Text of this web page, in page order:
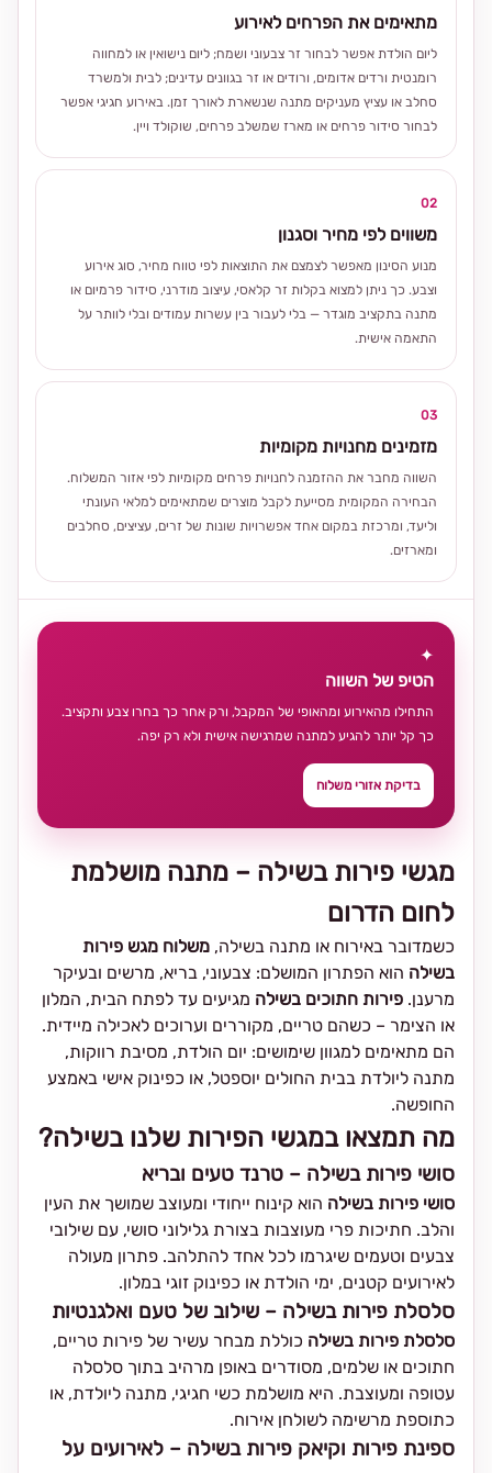
מתאימים את הפרחים לאירוע
ליום הולדת אפשר לבחור זר צבעוני ושמח; ליום נישואין או למחווה
רומנטית ורדים אדומים, ורודים או זר בגוונים עדינים; לבית ולמשרד
סחלב או עציץ מעניקים מתנה שנשארת לאורך זמן. באירוע חגיגי אפשר
לבחור סידור פרחים או מארז שמשלב פרחים, שוקולד ויין.
02
משווים לפי מחיר וסגנון
מנוע הסינון מאפשר לצמצם את התוצאות לפי טווח מחיר, סוג אירוע
וצבע. כך ניתן למצוא בקלות זר קלאסי, עיצוב מודרני, סידור פרמיום או
מתנה בתקציב מוגדר — בלי לעבור בין עשרות עמודים ובלי לוותר על
התאמה אישית.
03
מזמינים מחנויות מקומיות
השווה מחבר את ההזמנה לחנויות פרחים מקומיות לפי אזור המשלוח.
הבחירה המקומית מסייעת לקבל מוצרים שמתאימים למלאי העונתי
וליעד, ומרכזת במקום אחד אפשרויות שונות של זרים, עציצים, סחלבים
ומארזים.
מגשי פירות בשילה – מתנה מושלמת
לחום הדרום
כשמדובר באירוח או מתנה בשילה, משלוח מגש פירות
בשילה הוא הפתרון המושלם: צבעוני, בריא, מרשים ובעיקר
מרענן. פירות חתוכים בשילה מגיעים עד לפתח הבית, המלון
או הצימר – כשהם טריים, מקוררים וערוכים לאכילה מיידית.
הם מתאימים למגוון שימושים: יום הולדת, מסיבת רווקות,
מתנה ליולדת בבית החולים יוספטל, או כפינוק אישי באמצע
החופשה.
מה תמצאו במגשי הפירות שלנו בשילה?
סושי פירות בשילה – טרנד טעים ובריא
סושי פירות בשילה הוא קינוח ייחודי ומעוצב שמושך את העין
והלב. חתיכות פרי מעוצבות בצורת גלילוני סושי, עם שילובי
צבעים וטעמים שיגרמו לכל אחד להתלהב. פתרון מעולה
לאירועים קטנים, ימי הולדת או כפינוק זוגי במלון.
סלסלת פירות בשילה – שילוב של טעם ואלגנטיות
סלסלת פירות בשילה כוללת מבחר עשיר של פירות טריים,
חתוכים או שלמים, מסודרים באופן מרהיב בתוך סלסלה
עטופה ומעוצבת. היא מושלמת כשי חגיגי, מתנה ליולדת, או
כתוספת מרשימה לשולחן אירוח.
ספינת פירות וקיאק פירות בשילה – לאירועים על
✦
הטיפ של השווה
התחילו מהאירוע ומהאופי של המקבל, ורק אחר כך בחרו צבע ותקציב.
כך קל יותר להגיע למתנה שמרגישה אישית ולא רק יפה.
בדיקת אזורי משלוח